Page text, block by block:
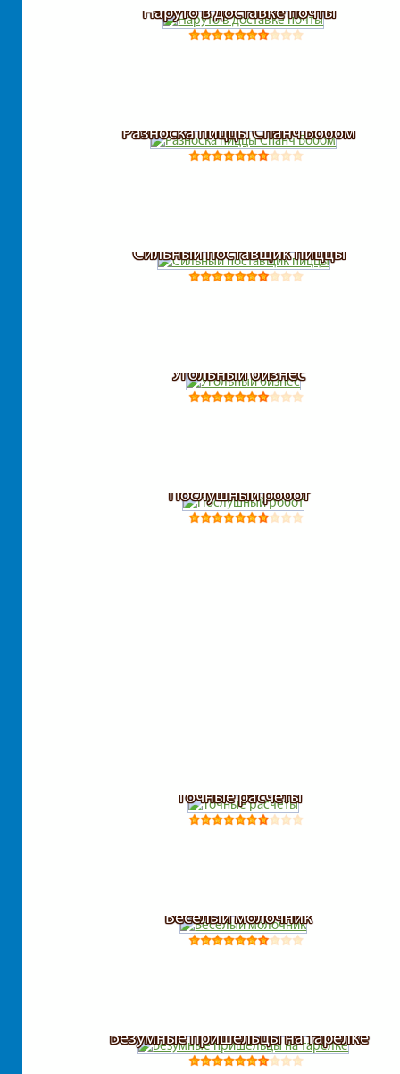
Наруто в доставке почты
Разноска пиццы Спанч Бобом
Сильный поставщик пиццы
Угольный бизнес
Послушный робот
Точные расчеты
Веселый молочник
Безумные пришельцы на тарелке